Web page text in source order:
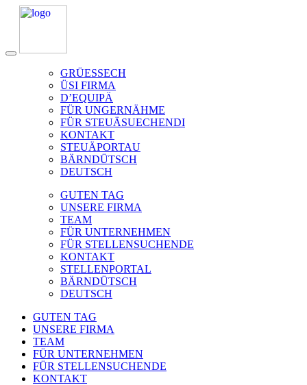
GRÜESSECH
ÜSI FIRMA
D’EQUIPÄ
FÜR UNGERNÄHME
FÜR STEUÄSUECHENDI
KONTAKT
STEUÄPORTAU
BÄRNDÜTSCH
DEUTSCH
GUTEN TAG
UNSERE FIRMA
TEAM
FÜR UNTERNEHMEN
FÜR STELLENSUCHENDE
KONTAKT
STELLENPORTAL
BÄRNDÜTSCH
DEUTSCH
GUTEN TAG
UNSERE FIRMA
TEAM
FÜR UNTERNEHMEN
FÜR STELLENSUCHENDE
KONTAKT